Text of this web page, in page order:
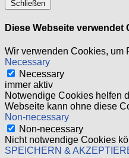
Schließen
Diese Webseite verwendet
Wir verwenden Cookies, um
Necessary
Necessary
immer aktiv
Notwendige Cookies helfen
Webseite kann ohne diese
Non-necessary
Non-necessary
Nicht notwendige Cookies
SPEICHERN &